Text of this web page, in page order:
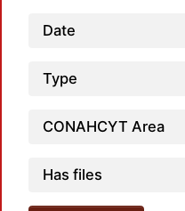
Date
Type
CONAHCYT Area
Has files